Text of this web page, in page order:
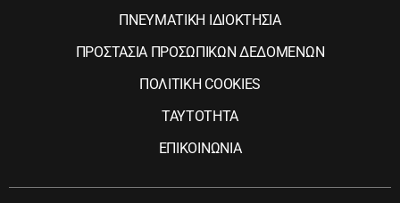
ΠΝΕΥΜΑΤΙΚΗ ΙΔΙΟΚΤΗΣΙΑ
ΠΡΟΣΤΑΣΙΑ ΠΡΟΣΩΠΙΚΩΝ ΔΕΔΟΜΕΝΩΝ
ΠΟΛΙΤΙΚΗ COOKIES
ΤΑΥΤΟΤΗΤΑ
ΕΠΙΚΟΙΝΩΝΙΑ